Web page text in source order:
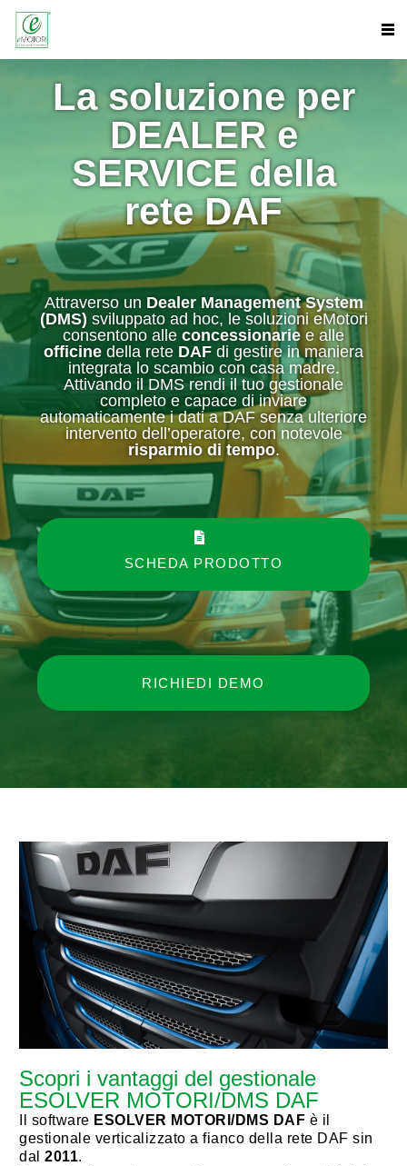
La soluzione per
DEALER e
SERVICE della
rete DAF
Attraverso un Dealer Management System
(DMS) sviluppato ad hoc, le soluzioni eMotori
consentono alle concessionarie e alle
officine della rete DAF di gestire in maniera
integrata lo scambio con casa madre.
Attivando il DMS rendi il tuo gestionale
completo e capace di inviare
automaticamente i dati a DAF senza ulteriore
intervento dell’operatore, con notevole
risparmio di tempo.
SCHEDA PRODOTTO
RICHIEDI DEMO
Scopri i vantaggi del gestionale
ESOLVER MOTORI/DMS DAF
Il software ESOLVER MOTORI/DMS DAF è il
gestionale verticalizzato a fianco della rete DAF sin
dal 2011.